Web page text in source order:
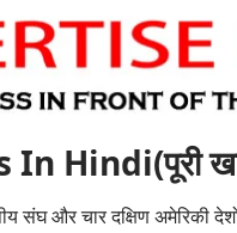
Hindi(पूरी
संघ और चार दक्षिण अमेरिकी